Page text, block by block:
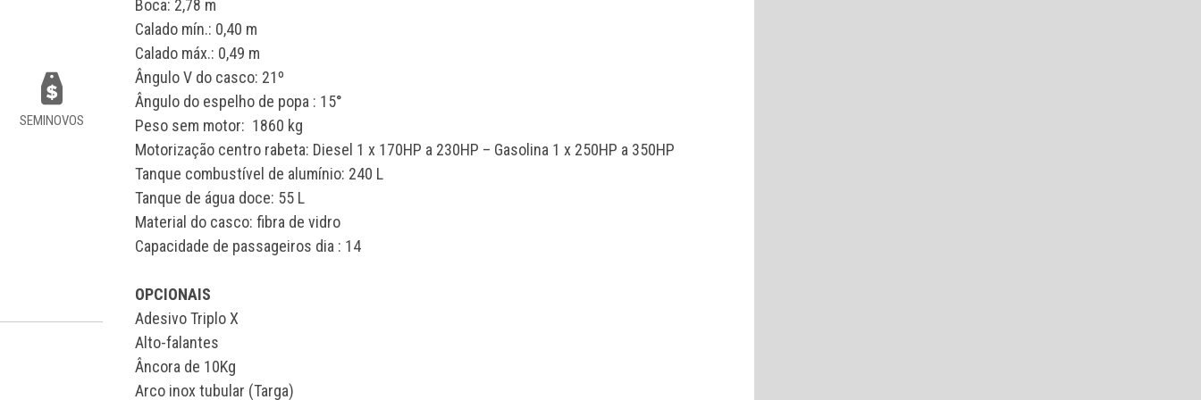
SEMINOVOS
Boca: 2,78 m
Calado mín.: 0,40 m
Calado máx.: 0,49 m
Ângulo V do casco: 21º
Ângulo do espelho de popa : 15°
Peso sem motor: 1860 kg
Motorização centro rabeta: Diesel 1 x 170HP a 230HP – Gasolina 1 x 250HP a 350HP
Tanque combustível de alumínio: 240 L
Tanque de água doce: 55 L
Material do casco: fibra de vidro
Capacidade de passageiros dia : 14
OPCIONAIS
Adesivo Triplo X
Alto-falantes
Âncora de 10Kg
Arco inox tubular (Targa)